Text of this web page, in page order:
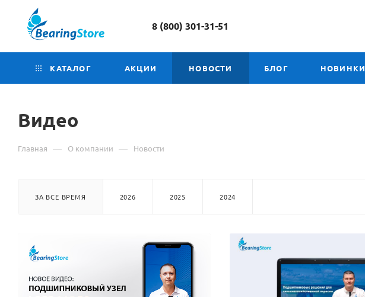
8 (800) 301-31-51
КАТАЛОГ АКЦИИ НОВОСТИ БЛОГ НОВИНКИ
Видео
Главная — О компании — Новости
ЗА ВСЕ ВРЕМЯ 2026 2025 2024